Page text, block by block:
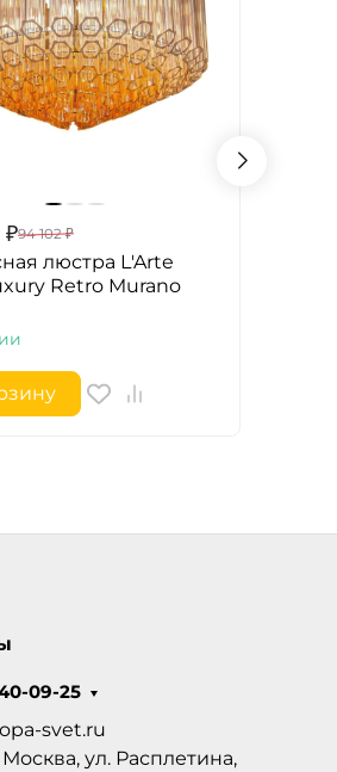
₽94 102 ₽
люстра L'Arte
Retro Murano
09-25
svet.ru
Москва, ул. Расплетина,